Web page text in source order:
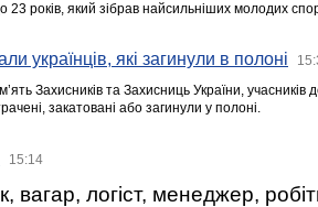
23 років, який зібрав найсильніших молодих
українців, які загинули в полоні
Захисників та Захисниць України,
закатовані або загинули у полоні.
15:14
вагар, логіст, менеджер,